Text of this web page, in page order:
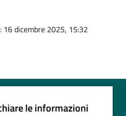
: 16 dicembre 2025, 15:32
le informazioni